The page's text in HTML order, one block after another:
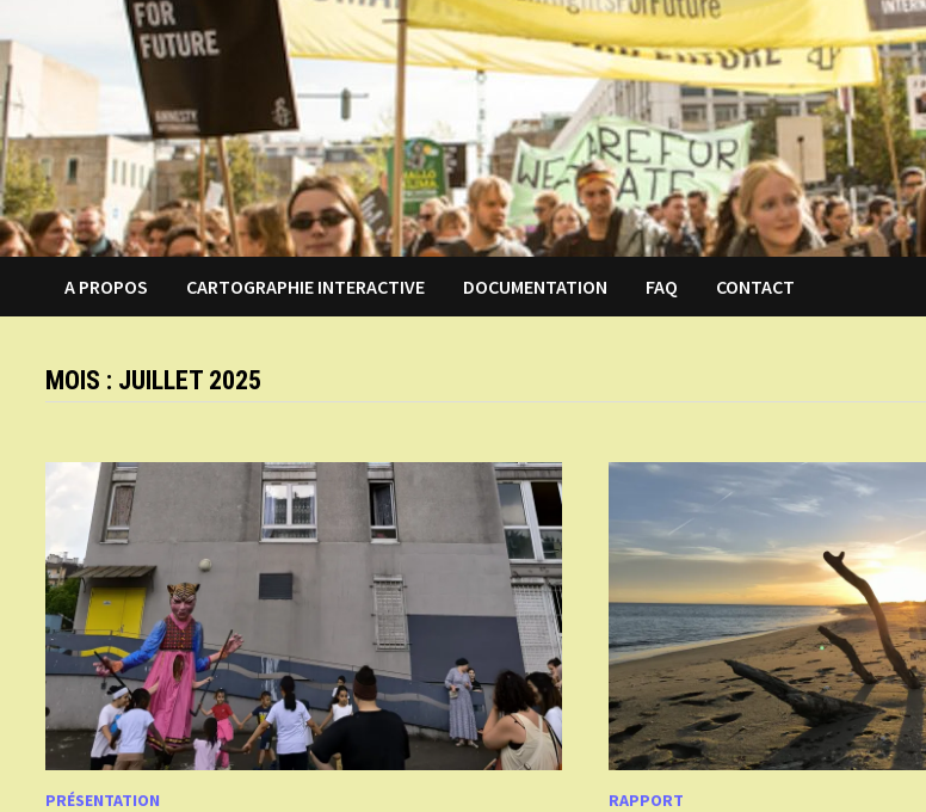
A PROPOS CARTOGRAPHIE INTERACTIVE DOCUMENTATION FAQ CONTACT
MOIS : JUILLET 2025
PRÉSENTATION RAPPORT